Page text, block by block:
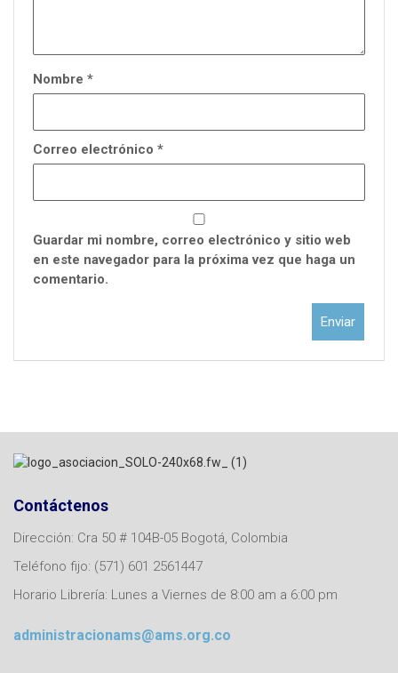
Nombre *
Correo electrónico *
Guardar mi nombre, correo electrónico y sitio web
en este navegador para la próxima vez que haga un
comentario.
Contáctenos
Dirección: Cra 50 # 104B-05 Bogotá, Colombia
Teléfono fijo: (571) 601 2561447
Horario Librería: Lunes a Viernes de 8:00 am a 6:00 pm
administracionams@ams.org.co